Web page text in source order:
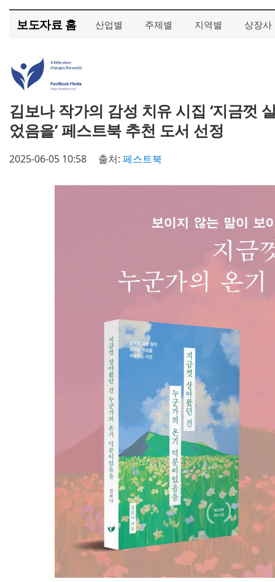
보도자료 홈 산업별 주제별 지역별 상장사
김보나 작가의 감성 치유 시집 ‘지금껏
었음을’ 페스트북 추천 도서 선정
2025-06-05 10:58 출처: 페스트북